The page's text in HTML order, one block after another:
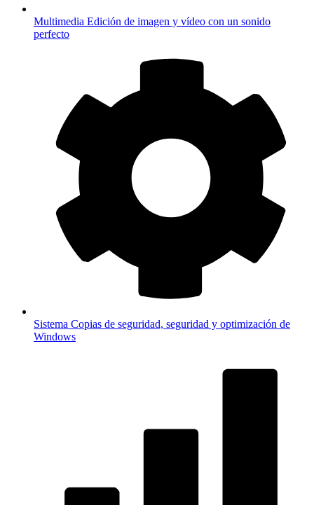
Multimedia Edición de imagen y vídeo con un sonido
perfecto
Sistema Copias de seguridad, seguridad y optimización de
Windows